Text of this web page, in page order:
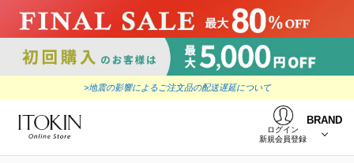
>地震の影響によるご注文品の配送遅延について
ログイン
新規会員登録
BRAND